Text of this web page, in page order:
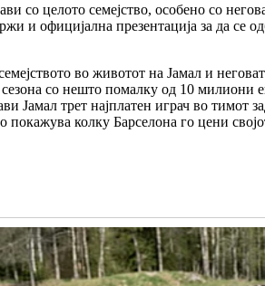
со целото семејство, особено со
и официјална презентација за да се
во животот на Јамал и
со нешто помалку од 10 милиони
Јамал трет најплатен играч во
покажува колку Барселона го цени